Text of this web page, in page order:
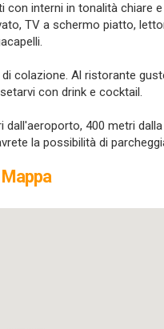
interni in tonalità chiare
TV a schermo piatto,
colazione. Al ristorante
con drink e cocktail.
400 metri
la possibilità di
Mappa